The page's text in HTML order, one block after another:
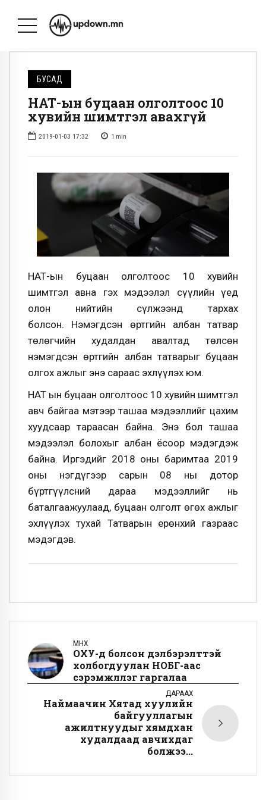
БУСАД
НӨАТ-ын буцаан олголтоос 10
хувийн шимтгэл авахгүй
2019-01-03 17:32 1 min
НӨАТ-ын буцаан олголтоос 10 хувийн
шимтгэл авна гэх мэдээлэл сүүлийн үед
олон нийтийн сүлжээнд тархах
болсон. Нэмэгдсэн өртгийн албан татвар
төлөгчийн худалдан авалтад төлсөн
нэмэгдсэн өртгийн албан татварыг буцаан
олгох ажлыг энэ сараас эхлүүлэх юм.
НӨАТ ын буцаан олголтоос 10 хувийн шимтгэл
авч байгаа мэтээр ташаа мэдээллийг цахим
хуудсаар тараасан байна. Энэ бол ташаа
мэдээлэл болохыг албан ёсоор мэдэгдэж
байна. Иргэдийг 2018 оны баримтаа 2019
оны нэгдүгээр сарын 08 ны дотор
бүртгүүлсний дараа мэдээллийг нь
баталгаажуулаад, буцаан олголт өгөх ажлыг
эхлүүлэх тухай Татварын ерөнхий газраас
мэдэгдэв.
ӨМНӨХ
ОХУ-д болсон дэлбэрэлттэй
холбогдуулан НОБГ-аас
сэрэмжлүүлэг гаргалаа
ДАРААХ
Наймаачин Хятад хуулийн
байгууллагын
ажилтнуудыг хямдхан
худалдаад авчихдаг
болжээ...